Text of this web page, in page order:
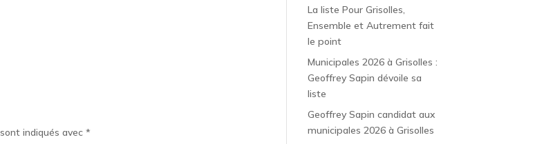
indiqués avec*
La liste Pour Grisolles,
Ensemble et Autrement fait
le point
Municipales 2026 à Grisolles :
Geoffrey Sapin dévoile sa
liste
Geoffrey Sapin candidat aux
municipales 2026 à Grisolles